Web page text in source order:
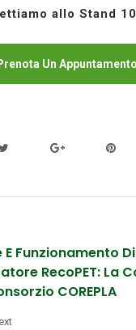
allo Stand
Un
Funzionamento
RecoPET: La
COREPLA